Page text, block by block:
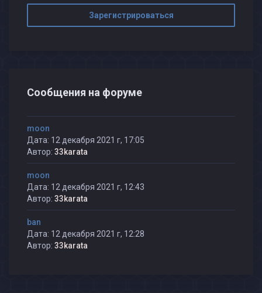
Зарегистрироваться
Сообщения на форуме
moon
Дата: 12 декабря 2021 г, 17:05
Автор: 33karata
moon
Дата: 12 декабря 2021 г, 12:43
Автор: 33karata
ban
Дата: 12 декабря 2021 г, 12:28
Автор: 33karata